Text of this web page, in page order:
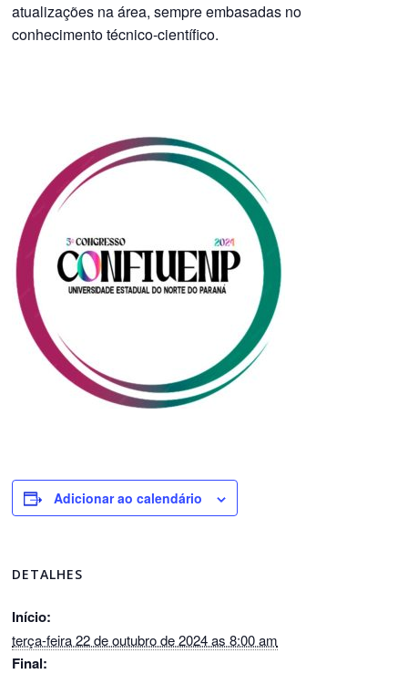
atualizações na área, sempre embasadas no
conhecimento técnico-científico.
Adicionar ao calendário
DETALHES
Início:
terça-feira 22 de outubro de 2024 as 8:00 am
Final: